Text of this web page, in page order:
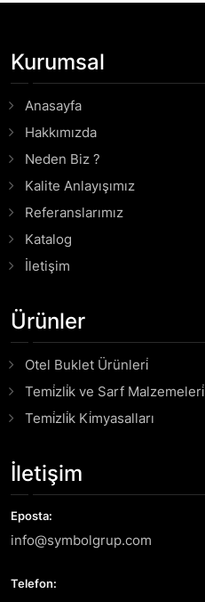
Kurumsal
Anasayfa
Hakkımızda
Neden Biz ?
Kalite Anlayışımız
Referanslarımız
Katalog
İletişim
Ürünler
Otel Buklet Ürünleri̇
Temi̇zli̇k ve Sarf Malzemeleri̇
Temi̇zli̇k Ki̇myasalları
İletişim
Eposta:
info@symbolgrup.com
Telefon: